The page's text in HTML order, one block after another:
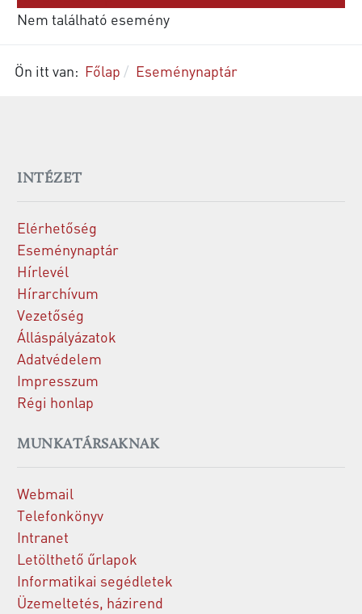
Nem található esemény
Ön itt van: Főlap Eseménynaptár
INTÉZET
Elérhetőség
Eseménynaptár
Hírlevél
Hírarchívum
Vezetőség
Álláspályázatok
Adatvédelem
Impresszum
Régi honlap
MUNKATÁRSAKNAK
Webmail
Telefonkönyv
Intranet
Letölthető űrlapok
Informatikai segédletek
Üzemeltetés, házirend